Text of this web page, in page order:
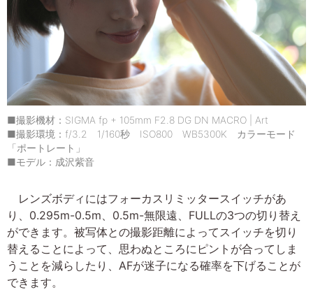
■撮影機材：SIGMA fp + 105mm F2.8 DG DN MACRO | Art
■撮影環境：f/3.2 1/160秒 ISO800 WB5300K カラーモード
「ポートレート」
■モデル：成沢紫音
レンズボディにはフォーカスリミッタースイッチがあ
り、0.295m-0.5m、0.5m-無限遠、FULLの3つの切り替え
ができます。被写体との撮影距離によってスイッチを切り
替えることによって、思わぬところにピントが合ってしま
うことを減らしたり、AFが迷子になる確率を下げることが
できます。